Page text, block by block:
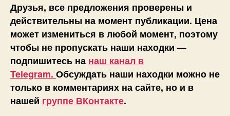
Друзья, все предложения проверены и
действительны на момент публикации. Цена
может измениться в любой момент, поэтому
чтобы не пропускать наши находки —
подпишитесь на наш канал в
Telegram. Обсуждать наши находки можно не
только в комментариях на сайте, но и в
нашей группе ВКонтакте.